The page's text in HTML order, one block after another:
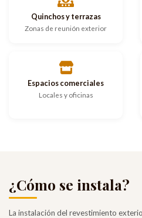
Quinchos y terrazas
Zonas de reunión exterior
Espacios comerciales
Locales y oficinas
¿Cómo se instala?
La instalación del revestimiento